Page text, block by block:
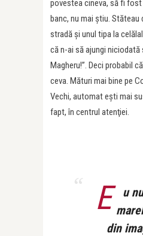
povestea cineva, să fi
banc, nu mai ştiu. Stăteau
stradă şi unul tipa la
că n-ai să ajungi niciodată
Magheru!”. Deci probabil
ceva. Mături mai bine pe
Vechi, automat eşti mai
fapt, în centrul atenţiei.
E
u
din